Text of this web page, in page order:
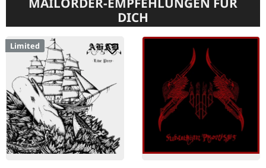
DICH
Limited